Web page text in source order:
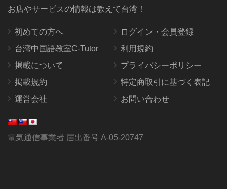
お店やサービスの情報は教えて台湾！
初めての方へ
台湾中国語教室C-Tutor
掲載について
掲載規約
運営会社
ログイン・会員登録
利用規約
プライバシーポリシー
特定商取引に基づく表記
お問い合わせ
電気通信事業者 届出番号 A-05-20747